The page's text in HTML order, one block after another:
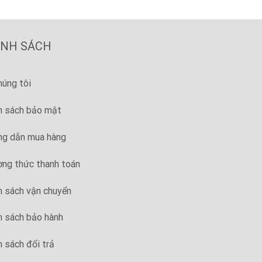
SÁCH
tôi
sách bảo mật
dẫn mua hàng
thức thanh toán
sách vận chuyển
sách bảo hành
sách đổi trả